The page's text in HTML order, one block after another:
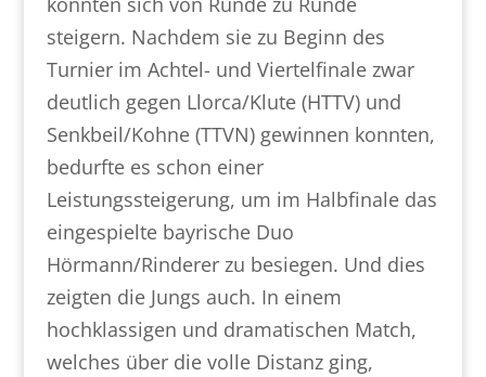
steigern. Nachdem sie zu Beginn des
Turnier im Achtel- und Viertelfinale zwar
deutlich gegen Llorca/Klute (HTTV) und
Senkbeil/Kohne (TTVN) gewinnen konnten,
bedurfte es schon einer
Leistungssteigerung, um im Halbfinale das
eingespielte bayrische Duo
Hörmann/Rinderer zu besiegen. Und dies
zeigten die Jungs auch. In einem
hochklassigen und dramatischen Match,
welches über die volle Distanz ging,